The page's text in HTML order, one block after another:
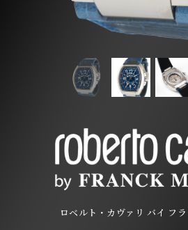
ロベルト・カヴァリ バイ フ